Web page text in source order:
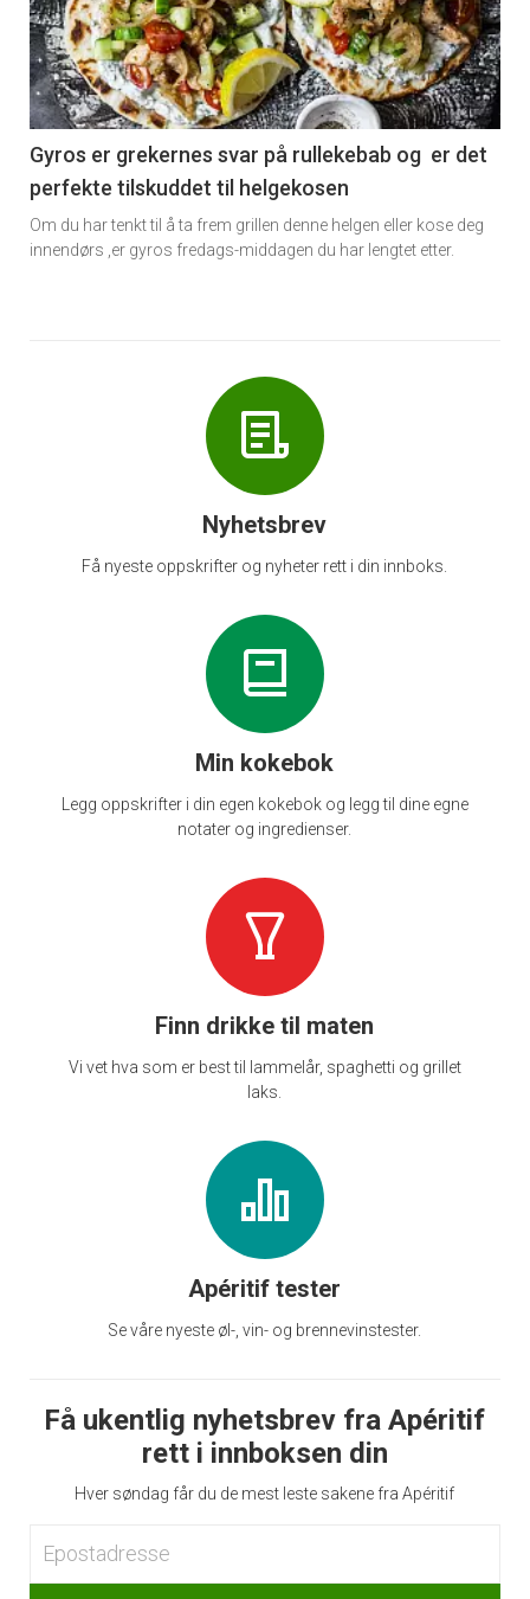
nå
-
6
Gyros er grekernes svar på rullekebab og er det
perfekte tilskuddet til helgekosen
Om du har tenkt til å ta frem grillen denne helgen eller kose deg
innendørs ,er gyros fredags-middagen du har lengtet etter.
Nyhetsbrev
Få nyeste oppskrifter og nyheter rett i din innboks.
Min kokebok
Legg oppskrifter i din egen kokebok og legg til dine egne
notater og ingredienser.
Finn drikke til maten
Vi vet hva som er best til lammelår, spaghetti og grillet
laks.
Apéritif tester
Se våre nyeste øl-, vin- og brennevinstester.
Få ukentlig nyhetsbrev fra Apéritif
rett i innboksen din
Hver søndag får du de mest leste sakene fra Apéritif